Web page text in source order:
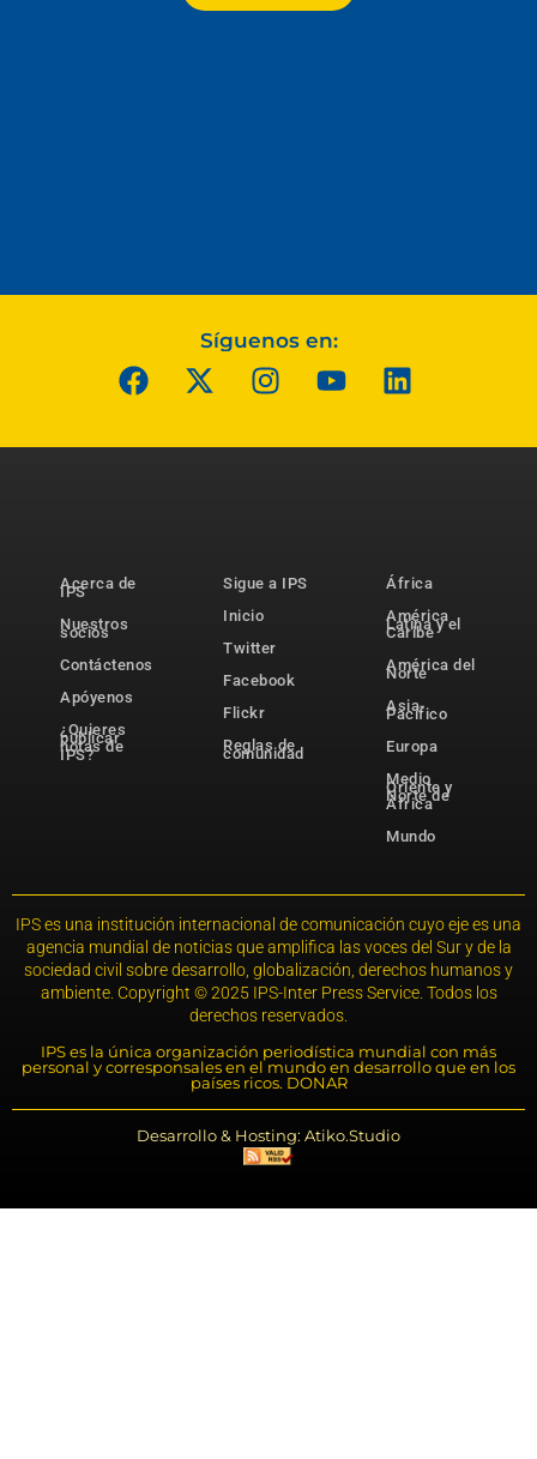
Síguenos en:
Acerca de
IPS
Nuestros
socios
Contáctenos
Apóyenos
¿Quieres
publicar
notas de
IPS?
Sigue a IPS
Inicio
Twitter
Facebook
Flickr
Reglas de
comunidad
África
América
Latina y el
Caribe
América del
Norte
Asia-
Pacífico
Europa
Medio
Oriente y
Norte de
África
Mundo
IPS es una institución internacional de comunicación cuyo eje es una
agencia mundial de noticias que amplifica las voces del Sur y de la
sociedad civil sobre desarrollo, globalización, derechos humanos y
ambiente. Copyright © 2025 IPS-Inter Press Service. Todos los
derechos reservados.
IPS es la única organización periodística mundial con más
personal y corresponsales en el mundo en desarrollo que en los
países ricos. DONAR
Desarrollo & Hosting: Atiko.Studio